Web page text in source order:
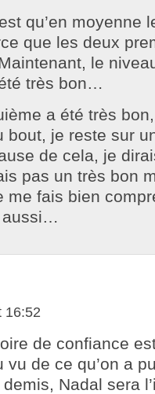
qu’en moyenne
que les deux
le
très bon…
a été très
bout, je reste sur
de cela, je
pas un très bon
me fais bien
aussi…
16:52
de confiance
de ce qu’on a
Nadal sera